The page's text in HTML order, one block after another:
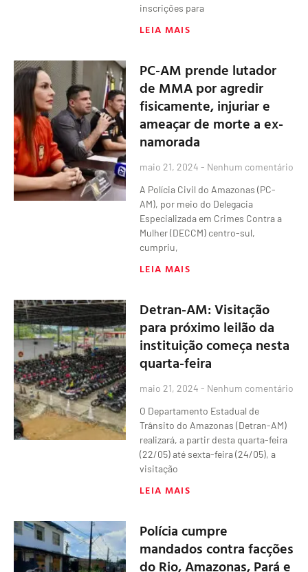
inscrições para
LEIA MAIS
PC-AM prende lutador
de MMA por agredir
fisicamente, injuriar e
ameaçar de morte a ex-
namorada
maio 21, 2024 Nenhum comentário
A Polícia Civil do Amazonas (PC-
AM), por meio do Delegacia
Especializada em Crimes Contra a
Mulher (DECCM) centro-sul,
cumpriu,
LEIA MAIS
Detran-AM: Visitação
para próximo leilão da
instituição começa nesta
quarta-feira
maio 21, 2024 Nenhum comentário
O Departamento Estadual de
Trânsito do Amazonas (Detran-AM)
realizará, a partir desta quarta-feira
(22/05) até sexta-feira (24/05), a
visitação
LEIA MAIS
Polícia cumpre
mandados contra facções
do Rio, Amazonas, Pará e